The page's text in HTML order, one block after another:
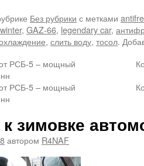
Без рубрики с метками
, GAZ-66, legendary car,
, слить воду, тосол.
РСБ-5 – мощный
РСБ-5 – мощный
к зимовке
автором R4NAF